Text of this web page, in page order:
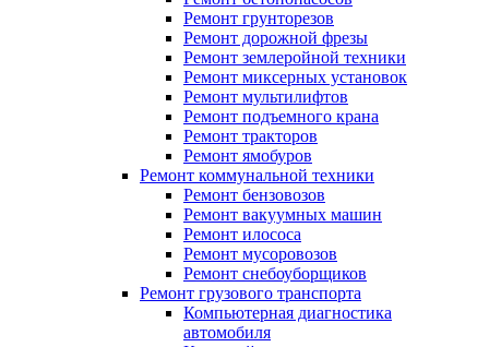
Ремонт грунторезов
Ремонт дорожной фрезы
Ремонт землеройной техники
Ремонт миксерных установок
Ремонт мультилифтов
Ремонт подъемного крана
Ремонт тракторов
Ремонт ямобуров
Ремонт коммунальной техники
Ремонт бензовозов
Ремонт вакуумных машин
Ремонт илососа
Ремонт мусоровозов
Ремонт снебоуборщиков
Ремонт грузового транспорта
Компьютерная диагностика
автомобиля